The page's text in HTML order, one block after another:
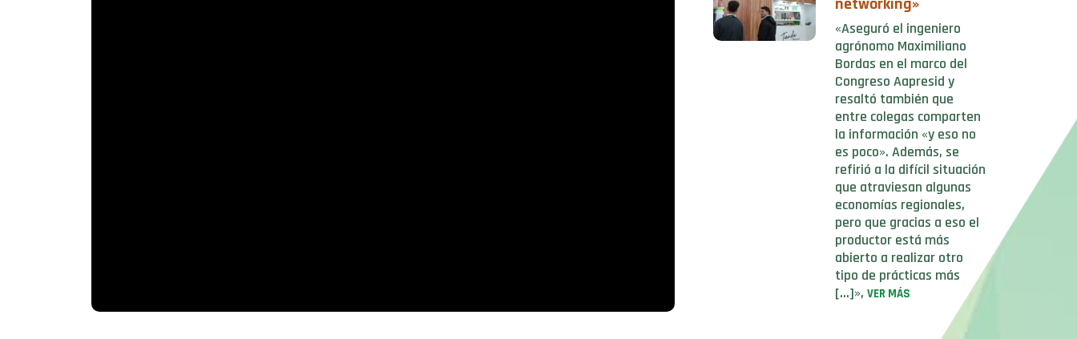
«Aseguró el ingeniero
agrónomo Maximiliano
Bordas en el marco del
Congreso Aapresid y
resaltó también que
entre colegas comparten
la información «y eso no
es poco». Además, se
refirió a la difícil situación
que atraviesan algunas
economías regionales,
pero que gracias a eso el
productor está más
abierto a realizar otro
tipo de prácticas más
[…]», VER MÁS